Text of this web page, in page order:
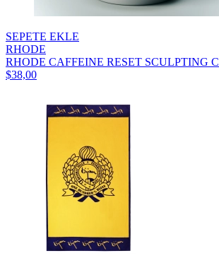
SEPETE EKLE
RHODE
RHODE CAFFEINE RESET SCULPTING
$38,00